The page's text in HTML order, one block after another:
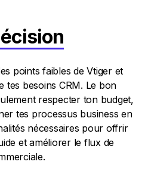
points faibles de Vtiger et
tes besoins CRM. Le bon
respecter ton budget,
tes processus business en
nécessaires pour offrir
et améliorer le flux de